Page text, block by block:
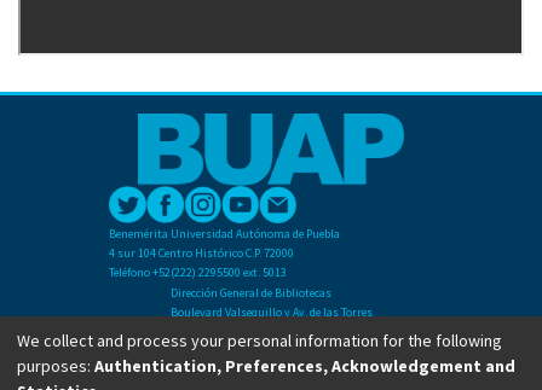
Benemérita Universidad Autónoma de Puebla
4 sur 104 Centro Histórico C.P. 72000
Teléfono +52(222) 2295500 ext. 5013
Dirección General de Bibliotecas
Boulevard Valsequillo y Av. de las Torres
Ciudad Universitaria. Col. San Manuel
C.P. 72570
Teléfono +52 (222) 2295500 Ext 2901
We collect and process your personal information for the following
purposes: Authentication, Preferences, Acknowledgement and